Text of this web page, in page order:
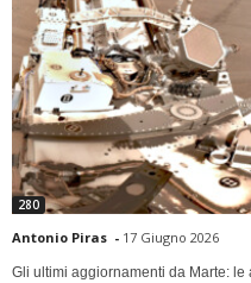
280
Antonio Piras - 17 Giugno 2026
Gli ultimi aggiornamenti da Marte: